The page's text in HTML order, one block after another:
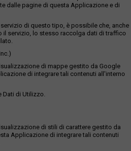
dalle pagine di questa Applicazione e di
di questo tipo, è possibile che, anche
il servizio, lo stesso raccolga dati di traffico
di mappe gestito da Google
di integrare tali contenuti all'interno
Dati di Utilizzo.
di stili di carattere gestito da
Applicazione di integrare tali contenuti